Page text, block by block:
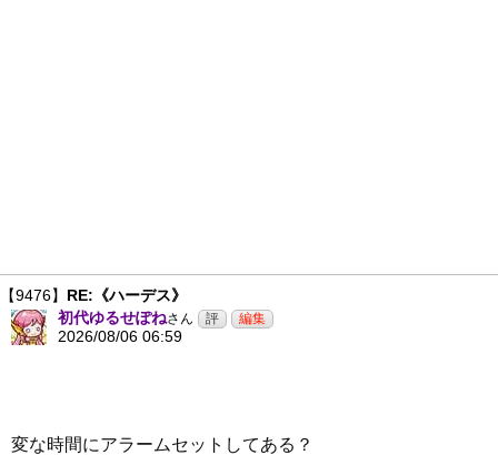
【9476】 RE:《ハーデス》
初代ゆるせぽねさん
2026/08/06 06:59
変な時間にアラームセットしてある？